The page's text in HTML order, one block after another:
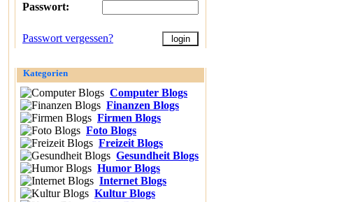
Passwort:
Passwort vergessen?
Kategorien
Computer Blogs
Finanzen Blogs
Firmen Blogs
Foto Blogs
Freizeit Blogs
Gesundheit Blogs
Humor Blogs
Internet Blogs
Kultur Blogs